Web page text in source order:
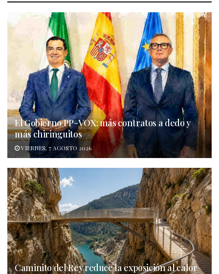
El Gobierno PP-VOX: más contratos a dedo y
más chiringuitos
VIERNES, 7 AGOSTO 2026
Caminito del Rey reduce la exposición al calor